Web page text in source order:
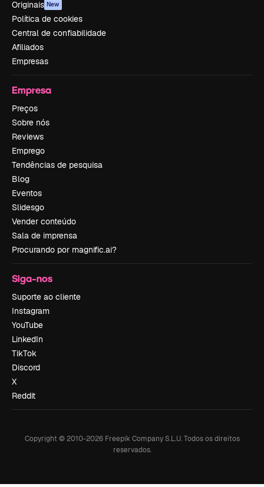
Originais New
Política de cookies
Central de confiabilidade
Afiliados
Empresas
Empresa
Preços
Sobre nós
Reviews
Emprego
Tendências de pesquisa
Blog
Eventos
Slidesgo
Vender conteúdo
Sala de imprensa
Procurando por magnific.ai?
Siga-nos
Suporte ao cliente
Instagram
YouTube
LinkedIn
TikTok
Discord
X
Reddit
Copyright © 2010-2026Freepik Company S.L.U. Todos os direitos
reservados.